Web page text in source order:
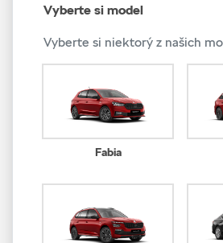
Vyberte si model
Vyberte si niektorý z našich
Fabia